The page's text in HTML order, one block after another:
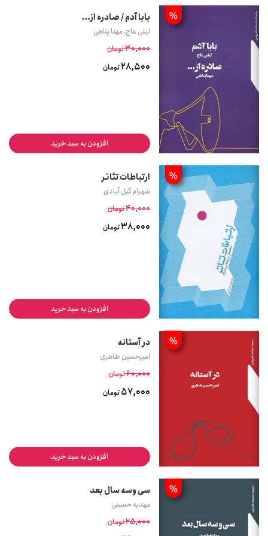
% بابا آدم / صادره از...
لیلی عاج، مهتا پناهی
30,000تومان
28,500تومان
افزودن به سبد خرید
% ارتباطات تئاتر
شهرام گیل آبادی
40,000تومان
38,000تومان
افزودن به سبد خرید
% در آستانه
امیرحسین طاهری
60,000تومان
57,000تومان
افزودن به سبد خرید
% سی وسه سال بعد
مهدیه حسینی
25,000تومان